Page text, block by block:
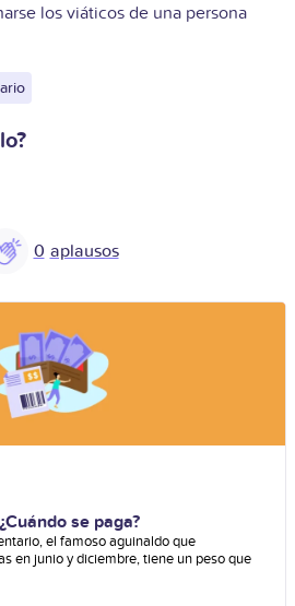
los viáticos de una persona
0
se paga?
el famoso aguinaldo que
en junio y diciembre, tiene un peso que